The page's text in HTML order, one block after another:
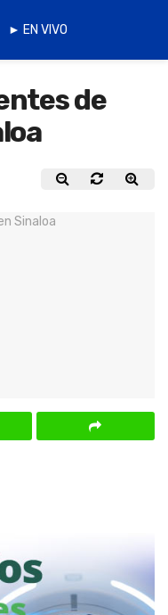
► EN VIVO
de